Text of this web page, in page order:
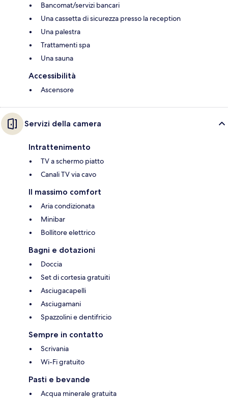
Bancomat/servizi bancari
Una cassetta di sicurezza presso la reception
Una palestra
Trattamenti spa
Una sauna
Accessibilità
Ascensore
Servizi della camera
Intrattenimento
TV a schermo piatto
Canali TV via cavo
Il massimo comfort
Aria condizionata
Minibar
Bollitore elettrico
Bagni e dotazioni
Doccia
Set di cortesia gratuiti
Asciugacapelli
Asciugamani
Spazzolini e dentifricio
Sempre in contatto
Scrivania
Wi-Fi gratuito
Pasti e bevande
Acqua minerale gratuita